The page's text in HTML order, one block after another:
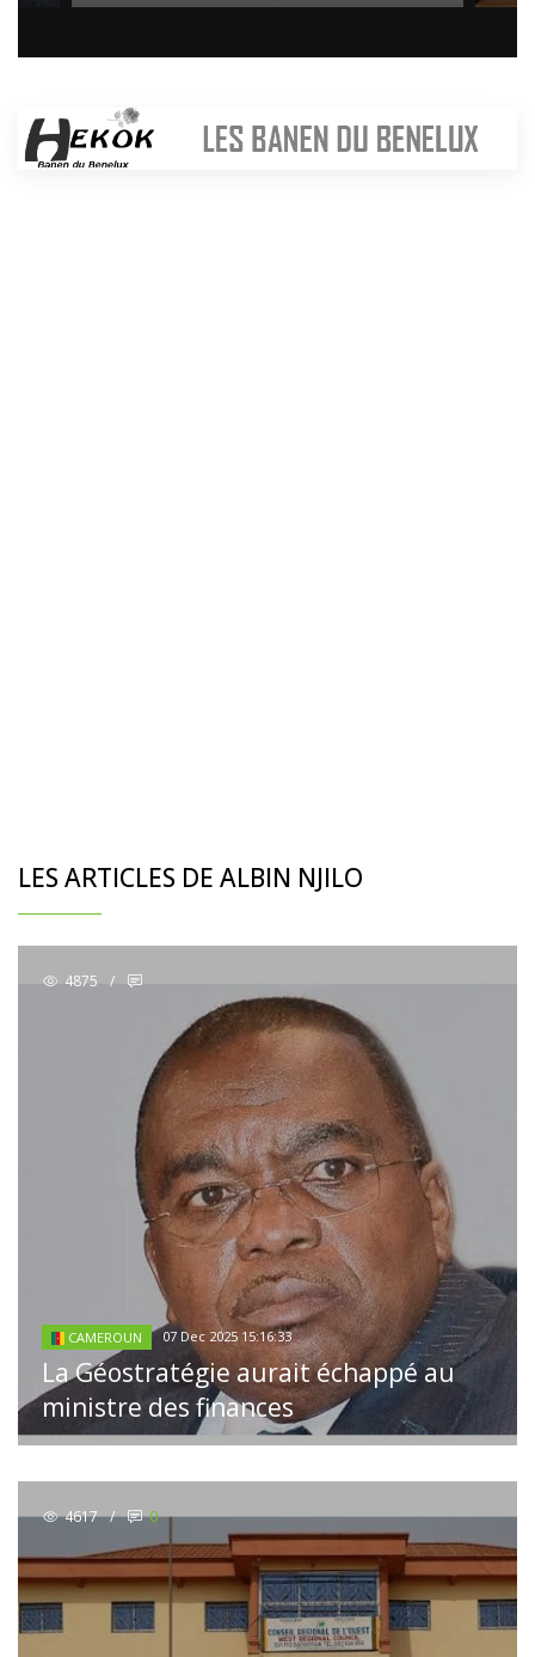
LES ARTICLES DE ALBIN NJILO
4875 /
CAMEROUN 07 Dec 2025 15:16:33
La Géostratégie aurait échappé au
ministre des finances
4617 / 0